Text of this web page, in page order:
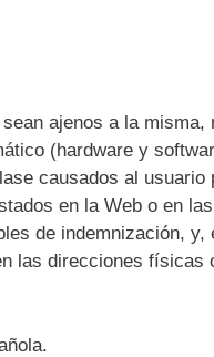
ajenos a la misma,
(hardware y
causados al usuario
en la Web o en
de indemnización, y,
las direcciones físicas